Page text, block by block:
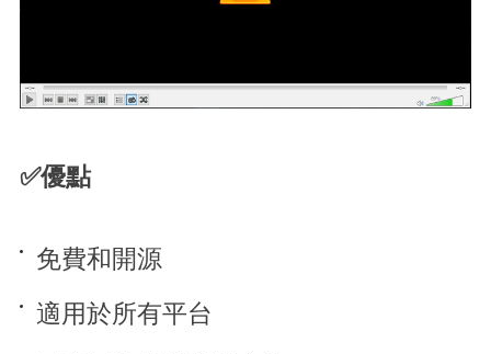
✅優點
免費和開源
適用於所有平台